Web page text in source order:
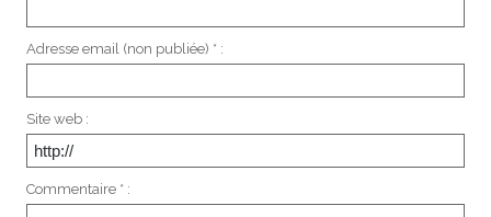
Adresse email (non publiée) * :
Site web :
Commentaire * :